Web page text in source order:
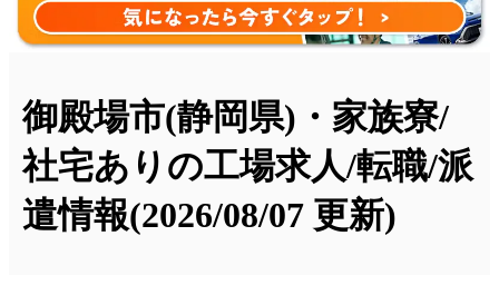
御殿場市(静岡県)・家族寮/
社宅ありの工場求人/転職/派
遣情報(2026/08/07 更新)